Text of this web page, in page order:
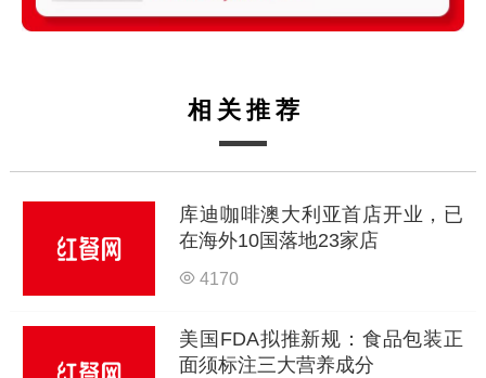
相关推荐
库迪咖啡澳大利亚首店开业，已
在海外10国落地23家店
4170
美国FDA拟推新规：食品包装正
面须标注三大营养成分